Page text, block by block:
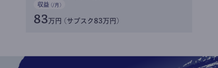
収益 (/月)
83万円 (サブスク83万円)